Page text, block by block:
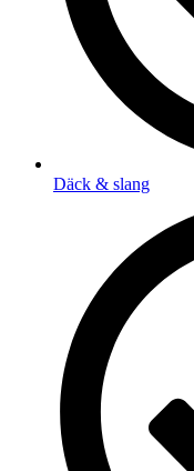
Däck & slang